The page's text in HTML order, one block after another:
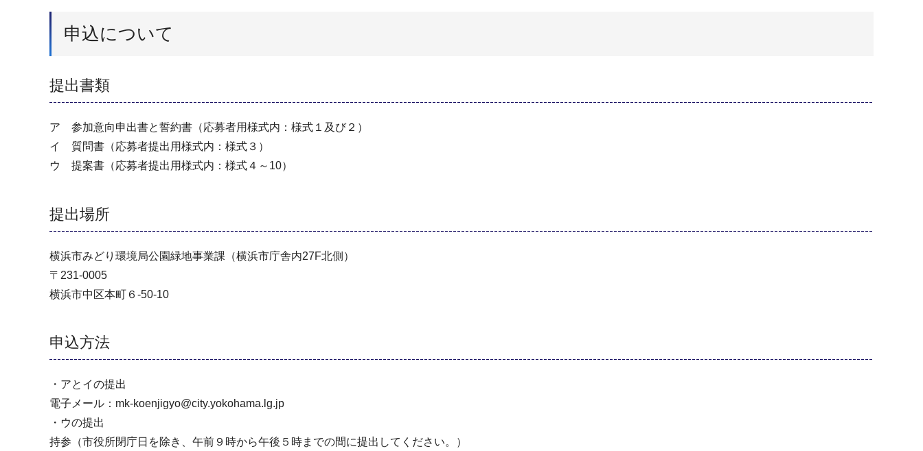
申込について
提出書類
ア 参加意向申出書と誓約書（応募者用様式内：様式１及び２）
イ 質問書（応募者提出用様式内：様式３）
ウ 提案書（応募者提出用様式内：様式４～10）
提出場所
横浜市みどり環境局公園緑地事業課（横浜市庁舎内27F北側）
〒231-0005
横浜市中区本町６-50-10
申込方法
・アとイの提出
電子メール：mk-koenjigyo@city.yokohama.lg.jp
・ウの提出
持参（市役所閉庁日を除き、午前９時から午後５時までの間に提出してください。）